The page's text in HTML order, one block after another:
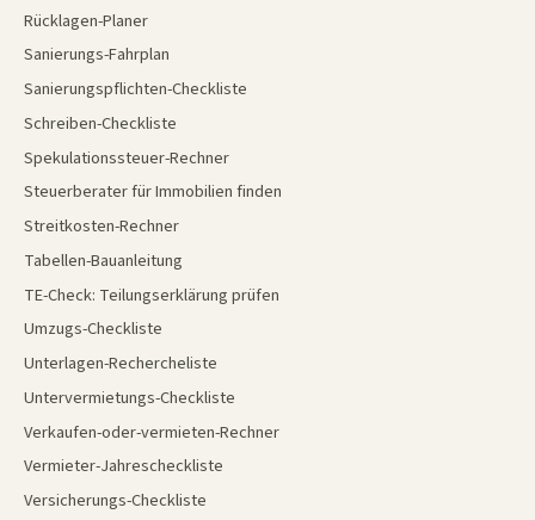
Rücklagen-Planer
Sanierungs-Fahrplan
Sanierungspflichten-Checkliste
Schreiben-Checkliste
Spekulationssteuer-Rechner
Steuerberater für Immobilien finden
Streitkosten-Rechner
Tabellen-Bauanleitung
TE-Check: Teilungserklärung prüfen
Umzugs-Checkliste
Unterlagen-Rechercheliste
Untervermietungs-Checkliste
Verkaufen-oder-vermieten-Rechner
Vermieter-Jahrescheckliste
Versicherungs-Checkliste